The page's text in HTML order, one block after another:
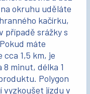
okruhu uděláte
kačírku,
případě srážky s
máte
cca 1,5 km, je
minut, délka 1
Polygon
vyzkoušet jízdu v